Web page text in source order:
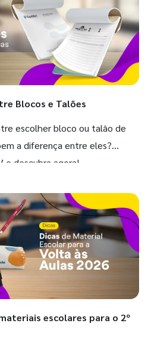
Blocos e Talões
escolher bloco ou talão de
a diferença entre eles?
e descubra agora!
escolares para o 2º